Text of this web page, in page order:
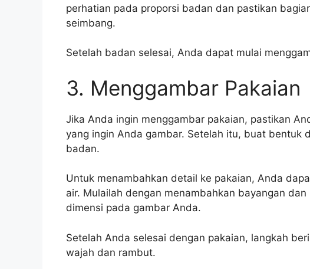
perhatian pada proporsi badan dan pastikan
seimbang.
Setelah badan selesai, Anda dapat mulai
3. Menggambar Pakaian
Jika Anda ingin menggambar pakaian, pastikan
yang ingin Anda gambar. Setelah itu, buat bentuk
badan.
Untuk menambahkan detail ke pakaian, Anda
air. Mulailah dengan menambahkan bayangan
dimensi pada gambar Anda.
Setelah Anda selesai dengan pakaian, langkah
wajah dan rambut.